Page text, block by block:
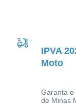
IPVA
Moto
Garanta o
de Minas